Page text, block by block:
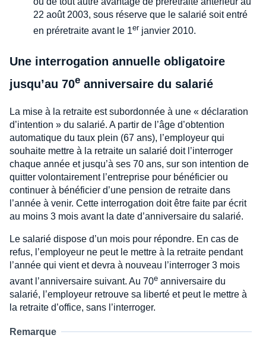
22 août 2003, sous réserve que le salarié soit entré
en préretraite avant le 1er janvier 2010.
Une interrogation annuelle obligatoire
jusqu’au 70e anniversaire du salarié
La mise à la retraite est subordonnée à une « déclaration
d’intention » du salarié. A partir de l’âge d’obtention
automatique du taux plein (67 ans), l’employeur qui
souhaite mettre à la retraite un salarié doit l’interroger
chaque année et jusqu’à ses 70 ans, sur son intention de
quitter volontairement l’entreprise pour bénéficier ou
continuer à bénéficier d’une pension de retraite dans
l’année à venir. Cette interrogation doit être faite par écrit
au moins 3 mois avant la date d’anniversaire du salarié.
Le salarié dispose d’un mois pour répondre. En cas de
refus, l’employeur ne peut le mettre à la retraite pendant
l’année qui vient et devra à nouveau l’interroger 3 mois
avant l’anniversaire suivant. Au 70e anniversaire du
salarié, l’employeur retrouve sa liberté et peut le mettre à
la retraite d’office, sans l’interroger.
Remarque